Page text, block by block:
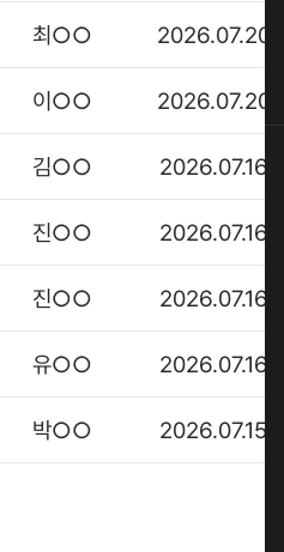
최○○ 2026.07.20
이○○ 2026.07.20
김○○ 2026.07.16
진○○ 2026.07.16
진○○ 2026.07.16
유○○ 2026.07.16
박○○ 2026.07.15